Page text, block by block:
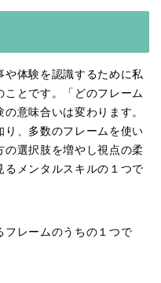
や体験を認識するために私
とです。「どのフレーム
意味合いは変わります。
り、多数のフレームを使い
選択肢を増やし視点の柔
メンタルスキルの１つで
フレームのうちの１つで